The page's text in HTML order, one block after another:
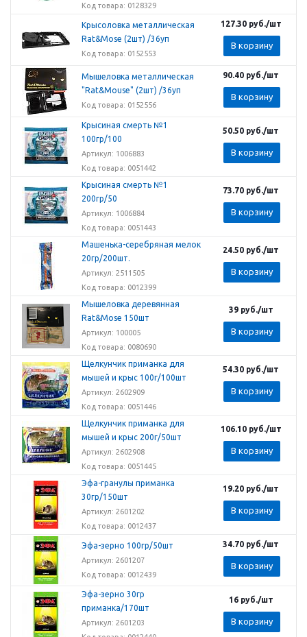
Код товара: 0128329
Крысоловка металлическая
Rat&Mose (2шт) /36уп
Код товара: 0152553
127.30руб./шт
В корзину
Мышеловка металлическая
"Rat&Mouse" (2шт) /36уп
Код товара: 0152556
90.40 руб./шт
В корзину
Крысиная смерть №1
100гр/100
Артикул: 1006883
Код товара: 0051442
50.50 руб./шт
В корзину
Крысиная смерть №1
200гр/50
Артикул: 1006884
Код товара: 0051443
73.70 руб./шт
В корзину
Машенька-серебряная мелок
20гр/200шт.
Артикул: 2511505
Код товара: 0012399
24.50 руб./шт
В корзину
Мышеловка деревянная
Rat&Mose 150шт
Артикул: 100005
Код товара: 0080690
39руб./шт
В корзину
Щелкунчик приманка для
мышей и крыс 100г/100шт
Артикул: 2602909
Код товара: 0051446
54.30 руб./шт
В корзину
Щелкунчик приманка для
мышей и крыс 200г/50шт
Артикул: 2602908
Код товара: 0051445
106.10руб./шт
В корзину
Эфа-гранулы приманка
30гр/150шт
Артикул: 2601202
Код товара: 0012437
19.20 руб./шт
В корзину
Эфа-зерно 100гр/50шт
Артикул: 2601207
Код товара: 0012439
34.70 руб./шт
В корзину
Эфа-зерно 30гр
приманка/170шт
Артикул: 2601203
16руб./шт
В корзину